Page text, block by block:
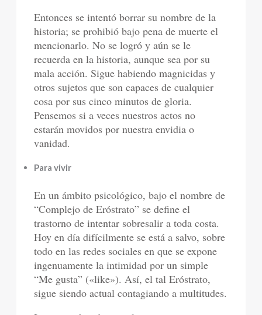
Entonces se intentó borrar su nombre de la
historia; se prohibió bajo pena de muerte el
mencionarlo. No se logró y aún se le
recuerda en la historia, aunque sea por su
mala acción. Sigue habiendo magnicidas y
otros sujetos que son capaces de cualquier
cosa por sus cinco minutos de gloria.
Pensemos si a veces nuestros actos no
estarán movidos por nuestra envidia o
vanidad.
Para vivir
En un ámbito psicológico, bajo el nombre de
“Complejo de Eróstrato” se define el
trastorno de intentar sobresalir a toda costa.
Hoy en día difícilmente se está a salvo, sobre
todo en las redes sociales en que se expone
ingenuamente la intimidad por un simple
“Me gusta” («like»). Así, el tal Eróstrato,
sigue siendo actual contagiando a multitudes.